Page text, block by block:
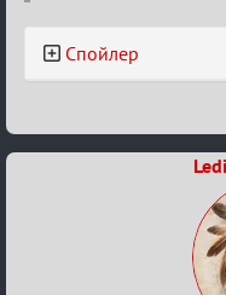
Спойлер